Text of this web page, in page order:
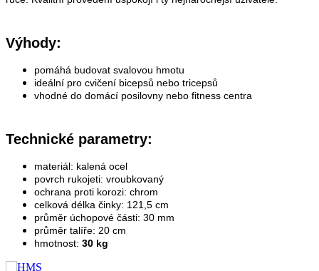
Výhody:
pomáhá budovat svalovou hmotu
ideální pro cvičení bicepsů nebo tricepsů
vhodné do domácí posilovny nebo fitness centra
Technické parametry:
materiál: kalená ocel
povrch rukojeti: vroubkovaný
ochrana proti korozi: chrom
celková délka činky: 121,5 cm
průměr úchopové části: 30 mm
průměr talíře: 20 cm
hmotnost: 30 kg